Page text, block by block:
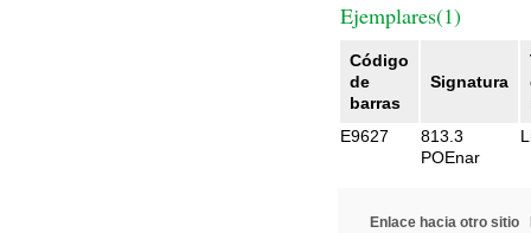
Ejemplares(1)
Código
de
barras
Signatura
E9627
813.3
POEnar
Enlace hacia otro sitio